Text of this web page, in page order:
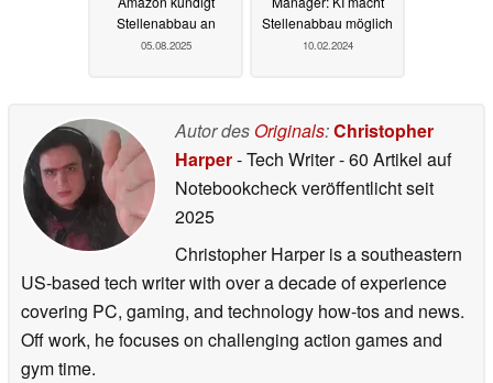
Stellenabbau an
05.08.2025
Stellenabbau möglich
10.02.2024
Autor des Originals:Christopher
Harper- Tech Writer- 60 Artikel auf
Notebookcheck veröffentlichtseit
2025
Christopher Harper is a southeastern
US-based tech writer with over a decade of experience
covering PC, gaming, and technology how-tos and news.
Off work, he focuses on challenging action games and
gym time.